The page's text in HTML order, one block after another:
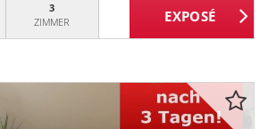
3
ZIMMER